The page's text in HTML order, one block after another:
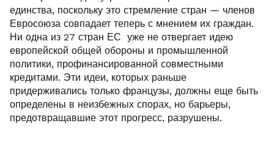
единства, поскольку это стремление стран — членов
Евросоюза совпадает теперь с мнением их граждан.
Ни одна из 27 стран ЕС уже не отвергает идею
европейской общей обороны и промышленной
политики, профинансированной совместными
кредитами. Эти идеи, которых раньше
придерживались только французы, должны еще быть
определены в неизбежных спорах, но барьеры,
предотвращавшие этот прогресс, разрушены.